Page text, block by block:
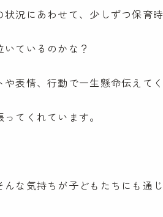
況にあわせて、少しずつ保育
ているのかな？
表情、行動で一生懸命伝えて
てくれています。
な気持ちが子どもたちにも通じ